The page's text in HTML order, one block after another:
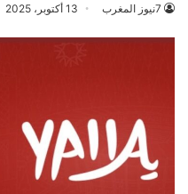
7نيوز المغرب 13 أكتوبر، 2025